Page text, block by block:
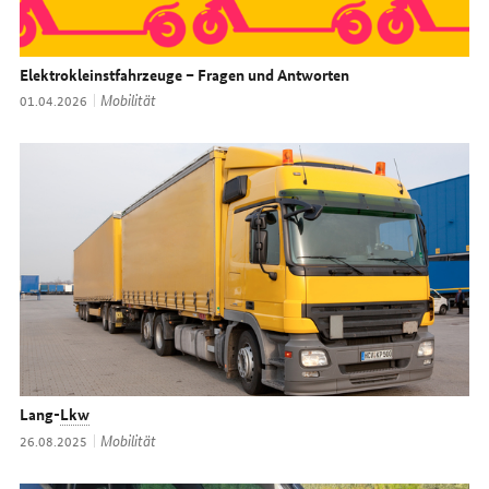
Elektrokleinstfahrzeuge – Fragen und Antworten
Datum:
01.04.2026 Thema:
Mobilität
Lang-Lkw
Datum:
26.08.2025 Thema:
Mobilität